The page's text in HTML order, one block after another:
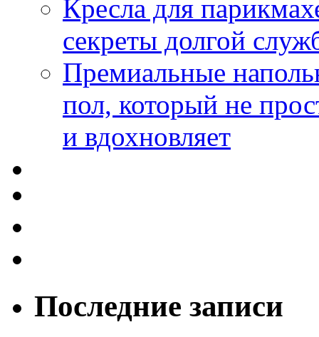
Кресла для
секреты долгой
Премиальные
пол, который не
и вдохновляет
Последние записи